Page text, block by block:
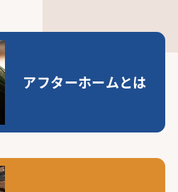
アフターホームとは